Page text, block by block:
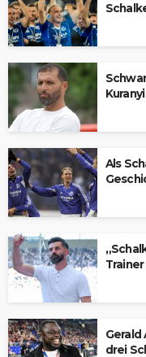
Als
Gerald
drei